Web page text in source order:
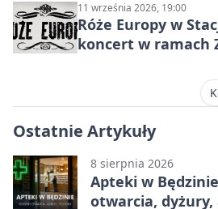
11 września 2026, 19:00
Róże Europy w
koncert w ramach
Ostatnie Artykuły
8 sierpnia 2026
Apteki w
otwarcia, dyżury,